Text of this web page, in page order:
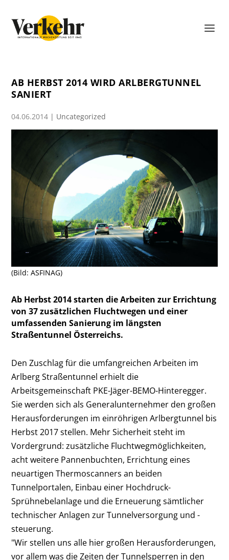
AB HERBST 2014 WIRD ARLBERGTUNNEL
SANIERT
04.06.2014 | Uncategorized
(Bild: ASFINAG)
Ab Herbst 2014 starten die Arbeiten zur Errichtung
von 37 zusätzlichen Fluchtwegen und einer
umfassenden Sanierung im längsten
Straßentunnel Österreichs.
Den Zuschlag für die umfangreichen Arbeiten im
Arlberg Straßentunnel erhielt die
Arbeitsgemeinschaft PKE-Jäger-BEMO-Hinteregger.
Sie werden sich als Generalunternehmer den großen
Herausforderungen im einröhrigen Arlbergtunnel bis
Herbst 2017 stellen. Mehr Sicherheit steht im
Vordergrund: zusätzliche Fluchtwegmöglichkeiten,
acht weitere Pannenbuchten, Errichtung eines
neuartigen Thermoscanners an beiden
Tunnelportalen, Einbau einer Hochdruck-
Sprühnebelanlage und die Erneuerung sämtlicher
technischer Anlagen zur Tunnelversorgung und -
steuerung.
"Wir stellen uns alle hier großen Herausforderungen,
vor allem was die Zeiten der Tunnelsperren in den